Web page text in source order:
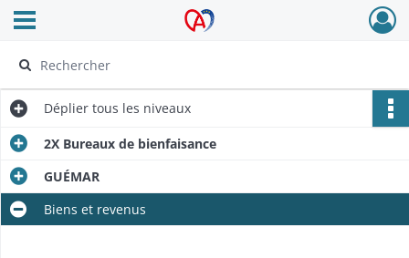
Archives Alsace - Colmar
Ouvrir le menu déroulant
Déplier tous les niveaux
2X Bureaux de bienfaisance
GUÉMAR
Biens et revenus